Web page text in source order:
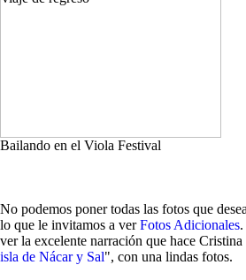
Bailando en el Viola Festival
No podemos poner todas las fotos que
lo que le invitamos a verFotos Adicionales
ver la excelente narración que hace
isla de Nácar y Sal", con una lindas fotos.